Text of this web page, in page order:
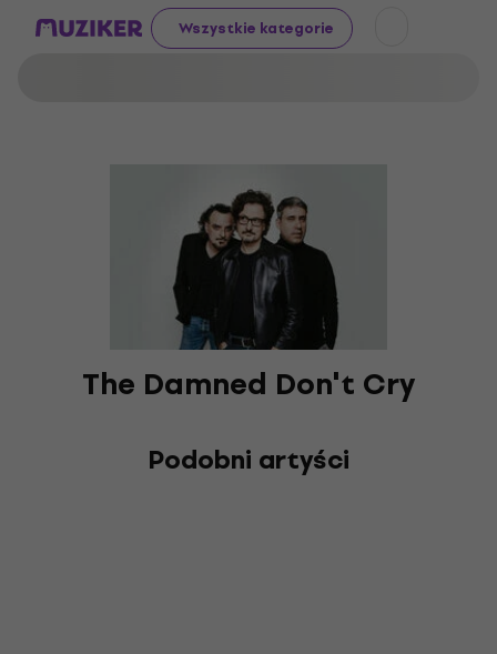
Wszystkie kategorie
The Damned Don't Cry
Podobni artyści